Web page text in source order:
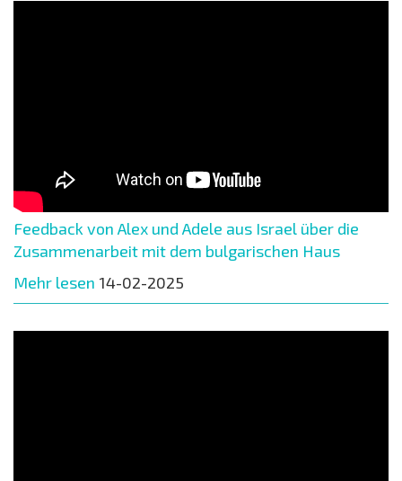
Feedback von Alex und Adele aus Israel über die
Zusammenarbeit mit dem bulgarischen Haus
Mehr lesen 14-02-2025